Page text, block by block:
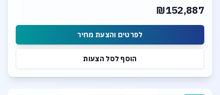
Intel Dusl 10Gb LAN
₪152,887
לפרטים והצעת מחיר
הוסף לסל הצעות